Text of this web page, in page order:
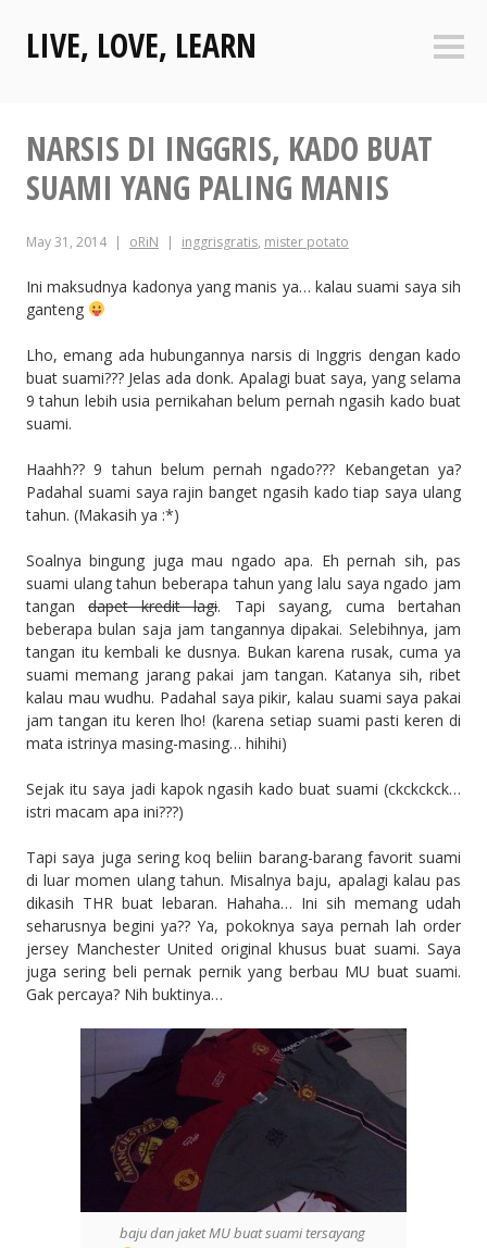
contentLIVE, LOVE, LEARN
NARSIS DI INGGRIS, KADO BUAT
SUAMI YANG PALING MANIS
May 31, 2014 oRiN inggrisgratis, mister potato
Ini maksudnya kadonya yang manis ya… kalau suami saya sih
ganteng
Lho, emang ada hubungannya narsis di Inggris dengan kado
buat suami??? Jelas ada donk. Apalagi buat saya, yang selama
9 tahun lebih usia pernikahan belum pernah ngasih kado buat
suami.
Haahh?? 9 tahun belum pernah ngado??? Kebangetan ya?
Padahal suami saya rajin banget ngasih kado tiap saya ulang
tahun. (Makasih ya :*)
Soalnya bingung juga mau ngado apa. Eh pernah sih, pas
suami ulang tahun beberapa tahun yang lalu saya ngado jam
tangandapet kredit lagi. Tapi sayang, cuma bertahan
beberapa bulan saja jam tangannya dipakai. Selebihnya, jam
tangan itu kembali ke dusnya. Bukan karena rusak, cuma ya
suami memang jarang pakai jam tangan. Katanya sih, ribet
kalau mau wudhu. Padahal saya pikir, kalau suami saya pakai
jam tangan itu keren lho! (karena setiap suami pasti keren di
mata istrinya masing-masing… hihihi)
Sejak itu saya jadi kapok ngasih kado buat suami (ckckckck…
istri macam apa ini???)
Tapi saya juga sering koq beliin barang-barang favorit suami
di luar momen ulang tahun. Misalnya baju, apalagi kalau pas
dikasih THR buat lebaran. Hahaha… Ini sih memang udah
seharusnya begini ya?? Ya, pokoknya saya pernah lah order
jersey Manchester United original khusus buat suami. Saya
juga sering beli pernak pernik yang berbau MU buat suami.
Gak percaya? Nih buktinya…
baju dan jaket MU buat suami tersayang